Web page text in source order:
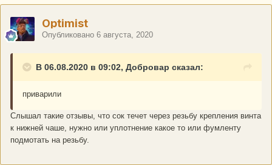
Optimist
Опубликовано 6 августа, 2020
В 06.08.2020 в 09:02, Добровар сказал:
приварили
Слышал такие отзывы, что сок течет через резьбу крепления винта
к нижней чаше, нужно или уплотнение какое то или фумленту
подмотать на резьбу.